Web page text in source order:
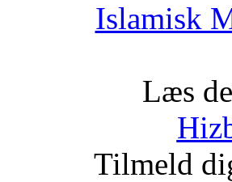
Islamisk
Læs
Tilmeld